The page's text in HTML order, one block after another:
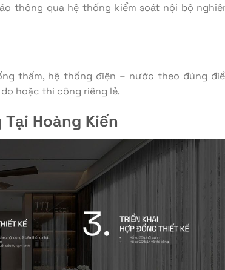
thông qua hệ thống kiểm soát nội bộ
thấm, hệ thống điện – nước theo đúng
hoặc thi công riêng lẻ.
Tại Hoàng Kiến